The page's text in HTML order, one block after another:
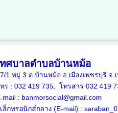
ทศบาลตำบลบ้านหม้อ
1 หมู่ 3 ต.บ้านหม้อ อ.เมืองเพชรบุรี จ.
ร : 032 419 735, โทรสาร 032 419
mail : banmorsocial@gmail.com
ล็กทรอนิกส์กลาง (E-mail) :